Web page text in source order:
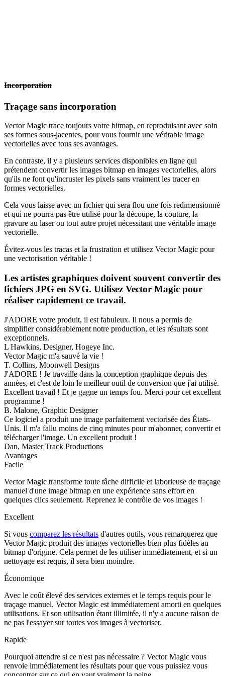
Incorporation
Traçage sans incorporation
Vector Magic trace toujours votre bitmap, en reproduisant avec soin
ses formes sous-jacentes, pour vous fournir une véritable image
vectorielles avec tous ses avantages.
En contraste, il y a plusieurs services disponibles en ligne qui
prétendent convertir les images bitmap en images vectorielles, alors
qu'ils ne font qu'incruster les pixels sans vraiment les tracer en
formes vectorielles.
Cela vous laisse avec un fichier qui sera flou une fois redimensionné
et qui ne pourra pas être utilisé pour la découpe, la couture, la
gravure au laser ou tout autre projet nécessitant une véritable image
vectorielle.
Évitez-vous les tracas et la frustration et utilisez Vector Magic pour
une vectorisation véritable !
Les artistes graphiques doivent souvent convertir des
fichiers JPG en SVG. Utilisez Vector Magic pour
réaliser rapidement ce travail.
J'ADORE votre produit, il est fabuleux. Il nous a permis de
simplifier considérablement notre production, et les résultats sont
exceptionnels.
L Hawkins, Designer, Hogeye Inc.
Vector Magic m'a sauvé la vie !
T. Collins, Moonwell Designs
J'ADORE ! Je travaille dans la conception graphique depuis des
années, et c'est de loin le meilleur outil de conversion que j'ai utilisé.
Excellent travail ! Et je gagne un temps fou. Merci pour cet excellent
programme !
B. Malone, Graphic Designer
Ce logiciel a produit une image parfaitement vectorisée des États-
Unis. Il m'a fallu moins de cinq minutes pour m'abonner, convertir et
télécharger l'image. Un excellent produit !
Dan, Master Track Productions
Avantages
Facile
Vector Magic transforme toute tâche difficile et laborieuse de traçage
manuel d'une image bitmap en une expérience sans effort en
quelques clics seulement. Reprenez le contrôle de vos images !
Excellent
Si vous comparez les résultats d'autres outils, vous remarquerez que
Vector Magic produit des images vectorielles bien plus fidèles au
bitmap d'origine. Cela permet de les utiliser immédiatement, et si un
nettoyage est requis, il sera bien moindre.
Économique
Avec le coût élevé des services externes et le temps requis pour le
traçage manuel, Vector Magic est immédiatement amorti en quelques
utilisations. Et son utilisation étant illimitée, il n'y a aucune raison de
ne pas l'essayer sur toutes vos images à vectoriser.
Rapide
Pourquoi attendre si ce n'est pas nécessaire ? Vector Magic vous
renvoie immédiatement les résultats pour que vous puissiez vous